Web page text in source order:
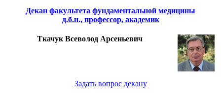
Декан факультета фундаментальной медицины
д.б.н., профессор, академик
Ткачук Всеволод Арсеньевич
Задать вопрос декану